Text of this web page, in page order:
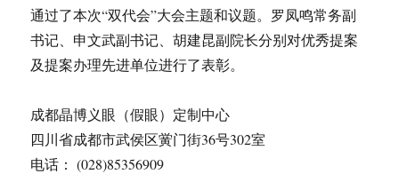
通过了本次“双代会”大会主题和议题。罗凤鸣常务副
书记、申文武副书记、胡建昆副院长分别对优秀提案
及提案办理先进单位进行了表彰。
成都晶博义眼（假眼）定制中心
四川省成都市武侯区黉门街36号302室
电话： (028)85356909